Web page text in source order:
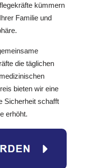
kümmern
Familie und
die täglichen
bieten wir eine
Sicherheit schafft
erhöht.